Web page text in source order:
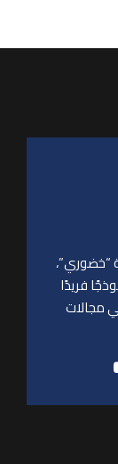
“خضوري”،
فريدًا
مجالات